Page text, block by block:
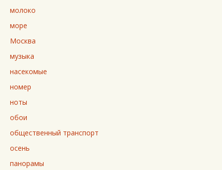
молоко
море
Москва
музыка
насекомые
номер
ноты
обои
общественный транспорт
осень
панорамы